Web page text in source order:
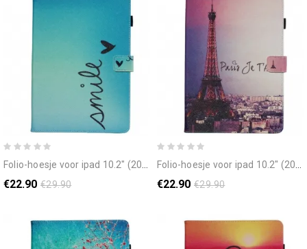
folio-hoesje voor ipad 10.2" (2020) (2019) / air 10.5" / pro 10.5" glimlach
€22.90 €29.90
folio-hoesje voor ipad 10.2" (2020) (2019) / air 10.5" / pro 10.5" parijs ik hou van je
€22.90 €29.90